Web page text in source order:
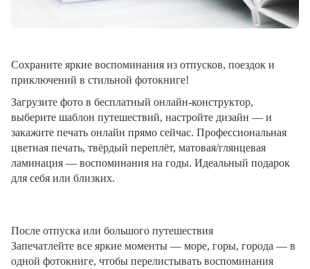
Сохраните яркие воспоминания из отпусков, поездок и
приключений в стильной фотокниге!
Загрузите фото в бесплатный онлайн-конструктор,
выберите шаблон путешествий, настройте дизайн — и
закажите печать онлайн прямо сейчас. Профессиональная
цветная печать, твёрдый переплёт, матовая/глянцевая
ламинация — воспоминания на годы. Идеальный подарок
для себя или близких.
После отпуска или большого путешествия
Запечатлейте все яркие моменты — море, горы, города — в
одной фотокниге, чтобы перелистывать воспоминания